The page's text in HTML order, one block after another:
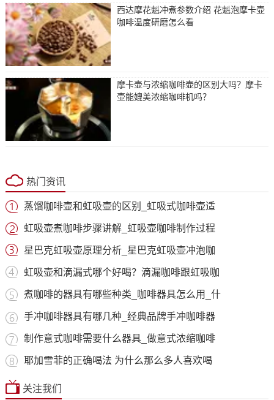
西达摩花魁冲煮参数介绍 花魁泡摩卡壶
咖啡温度研磨怎么看
摩卡壶与浓缩咖啡壶的区别大吗？摩卡
壶能媲美浓缩咖啡机吗？
热门资讯
蒸馏咖啡壶和虹吸壶的区别_虹吸式咖啡壶适
虹吸壶煮咖啡步骤讲解_虹吸壶咖啡制作过程
星巴克虹吸壶原理分析_星巴克虹吸壶冲泡咖
虹吸壶和滴漏式哪个好喝？滴漏咖啡跟虹吸咖
煮咖啡的器具有哪些种类_咖啡器具怎么用_什
手冲咖啡器具有哪几种_经典品牌手冲咖啡器
制作意式咖啡需要什么器具_做意式浓缩咖啡
耶加雪菲的正确喝法 为什么那么多人喜欢喝
关注我们